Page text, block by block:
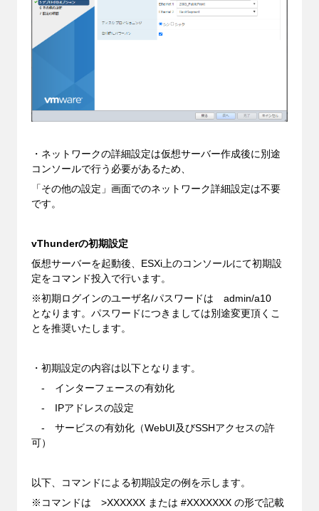
・ネットワークの詳細設定は仮想サーバー作成後に別途
コンソールで行う必要があるため、
「その他の設定」画面でのネットワーク詳細設定は不要
です。
vThunderの初期設定
仮想サーバーを起動後、ESXi上のコンソールにて初期設
定をコマンド投入で行います。
※初期ログインのユーザ名/パスワードは admin/a10
となります。パスワードにつきましては別途変更頂くこ
とを推奨いたします。
・初期設定の内容は以下となります。
- インターフェースの有効化
- IPアドレスの設定
- サービスの有効化（WebUI及びSSHアクセスの許
可）
以下、コマンドによる初期設定の例を示します。
※コマンドは >XXXXXX または #XXXXXXX の形で記載